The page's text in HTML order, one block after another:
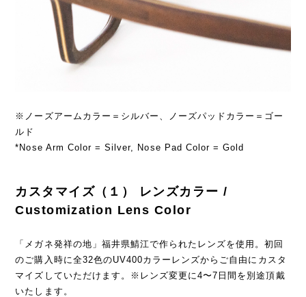
※ノーズアームカラー＝シルバー、ノーズパッドカラー＝ゴー
ルド
*Nose Arm Color = Silver, Nose Pad Color = Gold
カスタマイズ（１） レンズカラー /
Customization Lens Color
「メガネ発祥の地」福井県鯖江で作られたレンズを使用。初回
のご購入時に全32色のUV400カラーレンズからご自由にカスタ
マイズしていただけます。※レンズ変更に4〜7日間を別途頂戴
いたします。